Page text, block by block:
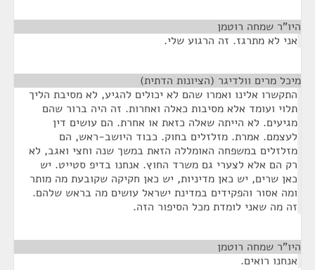
היו"ר שמחה רוטמן
אני לא מתרגז. זה הרגוע שלי.
מיכל מרים וולדיגר (הציונות הדתית)
התקשרו אלינו ואמרו שהם לא יכולים להגיע, לא מסיבת הליך
תלוי ועומד אלא מסיבות כאלה ואחרות. זה היה ברור שהם
מגיעים. לא הייתה שאלה כזאת או אחרת. הם עושים דין
לעצמם. אמרת. מזלזלים בחוק. כבוד היושב-ראש, הם
מזלזלים במשפחה האומללה הזאת במשך שנה וחצי ואגב, לא
רק הם אלא לצערי גם משרד החוץ. אנחנו בדיפ סטייט. יש
כאן שרים, יש כאן מדיניות, יש כאן חקיקה שקובעת מה מותר
ומה אסור והפקידים במדינת ישראל עושים מה בראש שלהם.
זה מה שאני לומדת מכל הסיפור הזה.
היו"ר שמחה רוטמן
אנחנו רואים.